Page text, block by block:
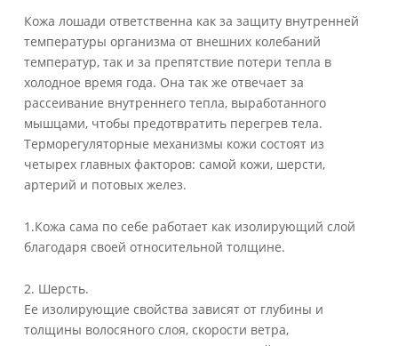
Кожа лошади ответственна как за защиту внутренней
температуры организма от внешних колебаний
температур, так и за препятствие потери тепла в
холодное время года. Она так же отвечает за
рассеивание внутреннего тепла, выработанного
мышцами, чтобы предотвратить перегрев тела.
Терморегуляторные механизмы кожи состоят из
четырех главных факторов: самой кожи, шерсти,
артерий и потовых желез.
1.Кожа сама по себе работает как изолирующий слой
благодаря своей относительной толщине.
2. Шерсть.
Ее изолирующие свойства зависят от глубины и
толщины волосяного слоя, скорости ветра,